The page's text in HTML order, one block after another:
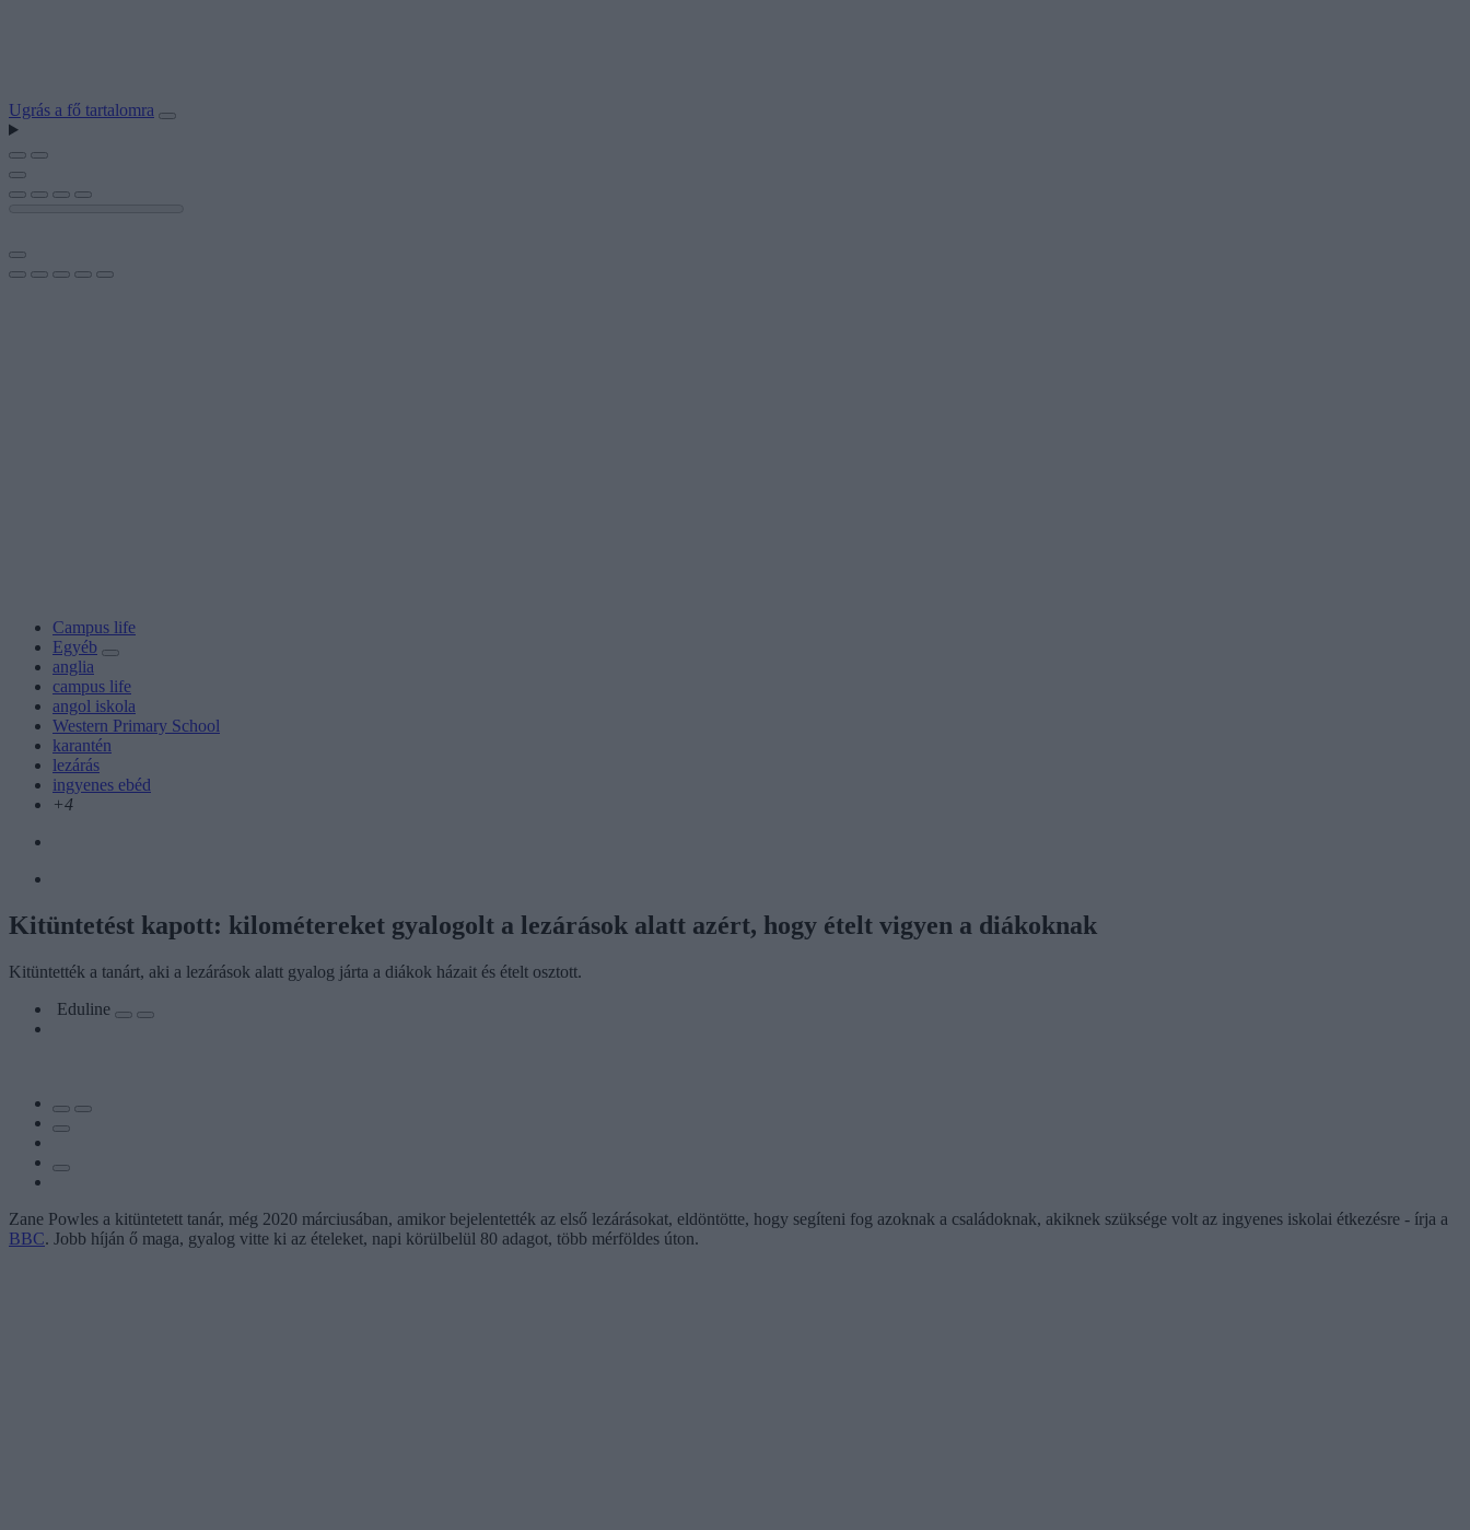
Ugrás a fő tartalomra
Campus life
Egyéb
anglia
campus life
angol iskola
Western Primary School
karantén
lezárás
ingyenes ebéd
+4
Kitüntetést kapott: kilométereket gyalogolt a lezárások alatt azért, hogy ételt vigyen a diákoknak
Kitüntették a tanárt, aki a lezárások alatt gyalog járta a diákok házait és ételt osztott.
Eduline
Zane Powles a kitüntetett tanár, még 2020 márciusában, amikor bejelentették az első lezárásokat, eldöntötte, hogy segíteni fog azoknak a családoknak, akiknek szüksége volt az ingyenes iskolai étkezésre - írja a
BBC. Jobb híján ő maga, gyalog vitte ki az ételeket, napi körülbelül 80 adagot, több mérföldes úton.